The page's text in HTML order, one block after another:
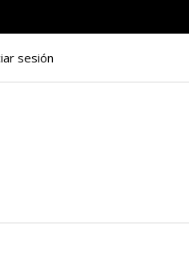
sesión